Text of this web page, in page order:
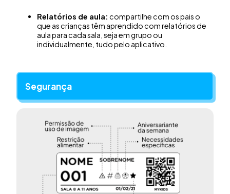
Relatórios de aula: compartilhe com os pais o
que as crianças têm aprendido com relatórios de
aula para cada sala, seja em grupo ou
individualmente, tudo pelo aplicativo.
Segurança